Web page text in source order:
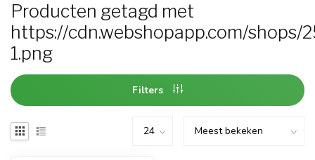
Producten getagd met
https://cdn.webshopapp.com/
1.png
Filters